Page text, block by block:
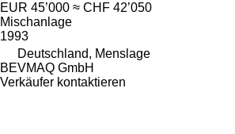
EUR 45’000 ≈ CHF 42’050
Mischanlage
1993
Deutschland, Menslage
BEVMAQ GmbH
Verkäufer kontaktieren